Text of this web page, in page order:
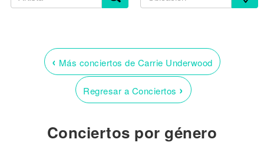
‹ Más conciertos de Carrie Underwood
Regresar a Conciertos ›
Conciertos por género